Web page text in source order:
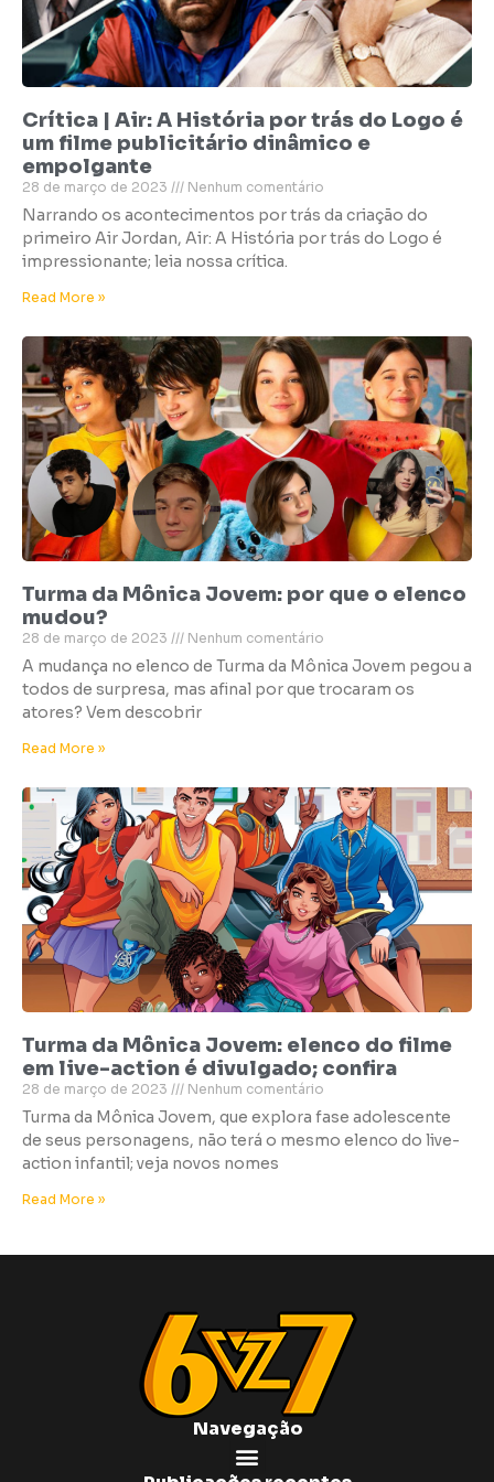
Crítica | Air: A História por trás do Logo é
um filme publicitário dinâmico e
empolgante
28 de março de 2023 Nenhum comentário
Narrando os acontecimentos por trás da criação do
primeiro Air Jordan, Air: A História por trás do Logo é
impressionante; leia nossa crítica.
Read More »
Turma da Mônica Jovem: por que o elenco
mudou?
28 de março de 2023 Nenhum comentário
A mudança no elenco de Turma da Mônica Jovem pegou a
todos de surpresa, mas afinal por que trocaram os
atores? Vem descobrir
Read More »
Turma da Mônica Jovem: elenco do filme
em live-action é divulgado; confira
28 de março de 2023 Nenhum comentário
Turma da Mônica Jovem, que explora fase adolescente
de seus personagens, não terá o mesmo elenco do live-
action infantil; veja novos nomes
Read More »
Navegação